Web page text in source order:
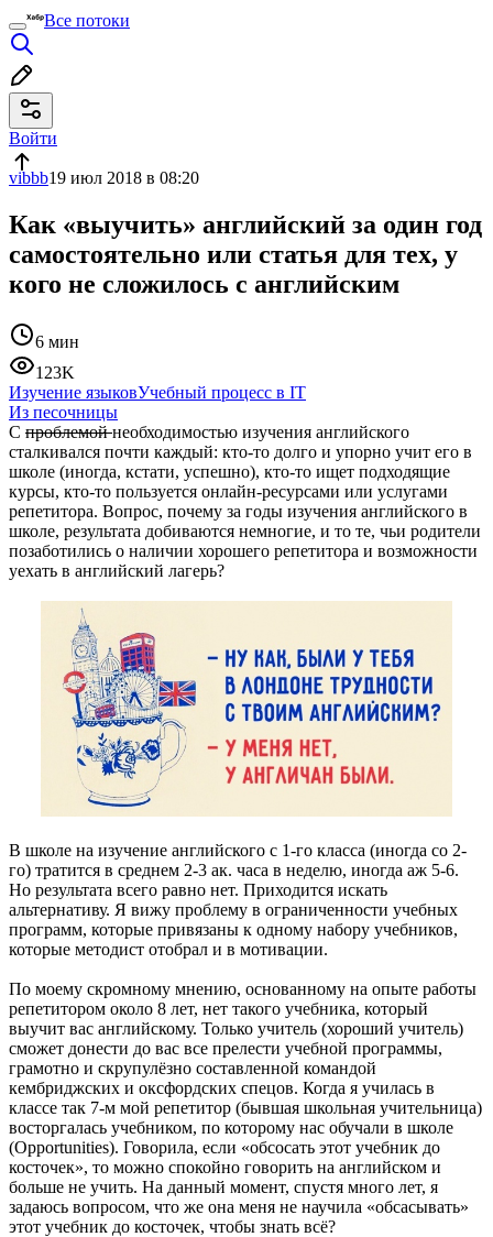
Все потоки
Войти
vibbb19 июл 2018 в 08:20
Как «выучить» английский за один год
самостоятельно или статья для тех, у
кого не сложилось с английским
6 мин
123K
Изучение языковУчебный процесс в IT
Из песочницы
С проблемойнеобходимостью изучения английского
сталкивался почти каждый: кто-то долго и упорно учит его в
школе (иногда, кстати, успешно), кто-то ищет подходящие
курсы, кто-то пользуется онлайн-ресурсами или услугами
репетитора. Вопрос, почему за годы изучения английского в
школе, результата добиваются немногие, и то те, чьи родители
позаботились о наличии хорошего репетитора и возможности
уехать в английский лагерь?
В школе на изучение английского с 1-го класса (иногда со 2-
го) тратится в среднем 2-3 ак. часа в неделю, иногда аж 5-6.
Но результата всего равно нет. Приходится искать
альтернативу. Я вижу проблему в ограниченности учебных
программ, которые привязаны к одному набору учебников,
которые методист отобрал и в мотивации.
По моему скромному мнению, основанному на опыте работы
репетитором около 8 лет, нет такого учебника, который
выучит вас английскому. Только учитель (хороший учитель)
сможет донести до вас все прелести учебной программы,
грамотно и скрупулёзно составленной командой
кембриджских и оксфордских спецов. Когда я училась в
классе так 7-м мой репетитор (бывшая школьная учительница)
восторгалась учебником, по которому нас обучали в школе
(Opportunities). Говорила, если «обсосать этот учебник до
косточек», то можно спокойно говорить на английском и
больше не учить. На данный момент, спустя много лет, я
задаюсь вопросом, что же она меня не научила «обсасывать»
этот учебник до косточек, чтобы знать всё?